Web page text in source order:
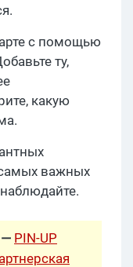
с помощью
ту,
какую
важных
— PIN-UP